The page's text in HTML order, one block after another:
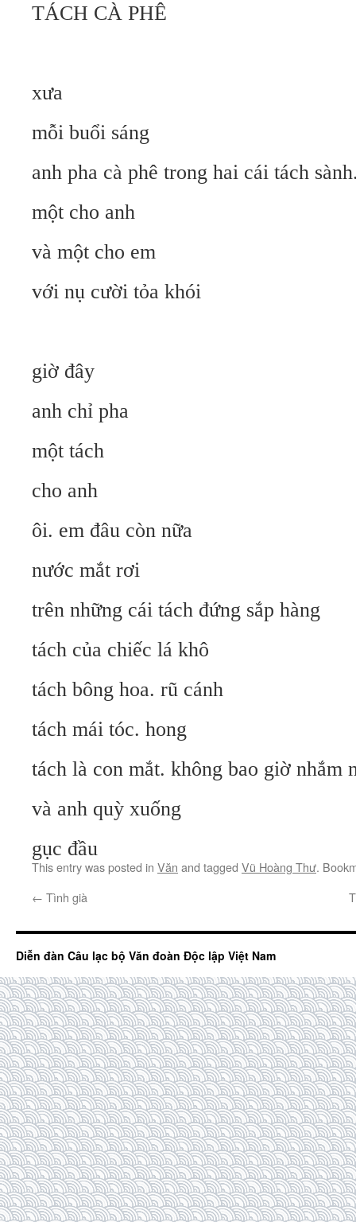
TÁCH CÀ PHÊ
xưa
mỗi buổi sáng
anh pha cà phê trong hai cái tách
một cho anh
và một cho em
với nụ cười tỏa khói
giờ đây
anh chỉ pha
một tách
cho anh
ôi. em đâu còn nữa
nước mắt rơi
trên những cái tách đứng sắp hàng
tách của chiếc lá khô
tách bông hoa. rũ cánh
tách mái tóc. hong
tách là con mắt. không bao giờ nhắm
và anh quỳ xuống
gục đầu
This entry was posted in Văn and tagged Vũ Hoàng Thư.
← Tình già
Diễn đàn Câu lạc bộ Văn đoàn Độc lập Việt Nam